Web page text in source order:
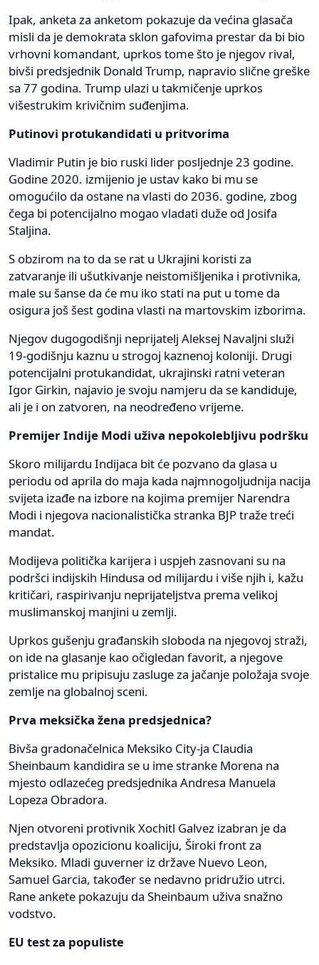
Ipak, anketa za anketom pokazuje da većina glasača
misli da je demokrata sklon gafovima prestar da bi bio
vrhovni komandant, uprkos tome što je njegov rival,
bivši predsjednik Donald Trump, napravio slične greške
sa 77 godina. Trump ulazi u takmičenje uprkos
višestrukim krivičnim suđenjima.
Putinovi protukandidati u pritvorima
Vladimir Putin je bio ruski lider posljednje 23 godine.
Godine 2020. izmijenio je ustav kako bi mu se
omogućilo da ostane na vlasti do 2036. godine, zbog
čega bi potencijalno mogao vladati duže od Josifa
Staljina.
S obzirom na to da se rat u Ukrajini koristi za
zatvaranje ili ušutkivanje neistomišljenika i protivnika,
male su šanse da će mu iko stati na put u tome da
osigura još šest godina vlasti na martovskim izborima.
Njegov dugogodišnji neprijatelj Aleksej Navaljni služi
19-godišnju kaznu u strogoj kaznenoj koloniji. Drugi
potencijalni protukandidat, ukrajinski ratni veteran
Igor Girkin, najavio je svoju namjeru da se kandiduje,
ali je i on zatvoren, na neodređeno vrijeme.
Premijer Indije Modi uživa nepokolebljivu podršku
Skoro milijardu Indijaca bit će pozvano da glasa u
periodu od aprila do maja kada najmnogoljudnija nacija
svijeta izađe na izbore na kojima premijer Narendra
Modi i njegova nacionalistička stranka BJP traže treći
mandat.
Modijeva politička karijera i uspjeh zasnovani su na
podršci indijskih Hindusa od milijardu i više njih i, kažu
kritičari, raspirivanju neprijateljstva prema velikoj
muslimanskoj manjini u zemlji.
Uprkos gušenju građanskih sloboda na njegovoj straži,
on ide na glasanje kao očigledan favorit, a njegove
pristalice mu pripisuju zasluge za jačanje položaja svoje
zemlje na globalnoj sceni.
Prva meksička žena predsjednica?
Bivša gradonačelnica Meksiko City-ja Claudia
Sheinbaum kandidira se u ime stranke Morena na
mjesto odlazećeg predsjednika Andresa Manuela
Lopeza Obradora.
Njen otvoreni protivnik Xochitl Galvez izabran je da
predstavlja opozicionu koaliciju, Široki front za
Meksiko. Mladi guverner iz države Nuevo Leon,
Samuel Garcia, također se nedavno pridružio utrci.
Rane ankete pokazuju da Sheinbaum uživa snažno
vodstvo.
EU test za populiste